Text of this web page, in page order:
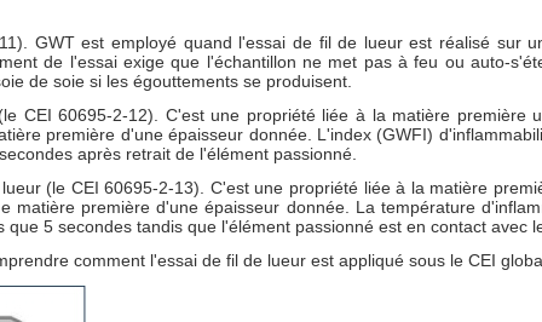
GWT est employé quand l'essai de fil de lueur est réalisé sur
de l'essai exige que l'échantillon ne met pas à feu ou auto-
de soie si les égouttements se produisent.
CEI 60695-2-12). C'est une propriété liée à la matière première
première d'une épaisseur donnée. L'index (GWFI)
après retrait de l'élément passionné.
(le CEI 60695-2-13). C'est une propriété liée à la matière
matière première d'une épaisseur donnée. La température
5 secondes tandis que l'élément passionné est en contact avec
comment l'essai de fil de lueur est appliqué sous le CEI